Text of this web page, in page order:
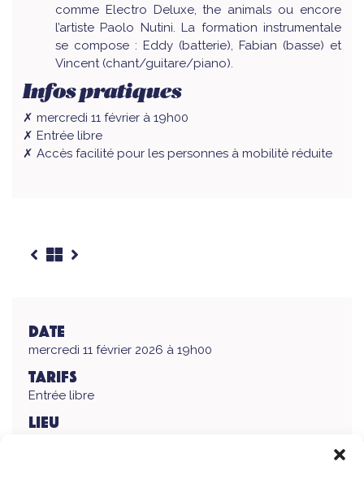
comme Electro Deluxe, the animals ou encore
l’artiste Paolo Nutini. La formation instrumentale
se compose : Eddy (batterie), Fabian (basse) et
Vincent (chant/guitare/piano).
Infos pratiques
✗ mercredi 11 février à 19h00
✗ Entrée libre
✗ Accès facilité pour les personnes à mobilité réduite
Date
mercredi 11 février 2026 à 19h00
Tarifs
Entrée libre
Lieu